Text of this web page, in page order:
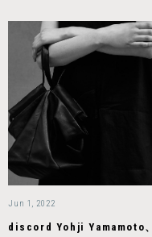
Jun 1, 2022
discord Yohji Yamamoto、